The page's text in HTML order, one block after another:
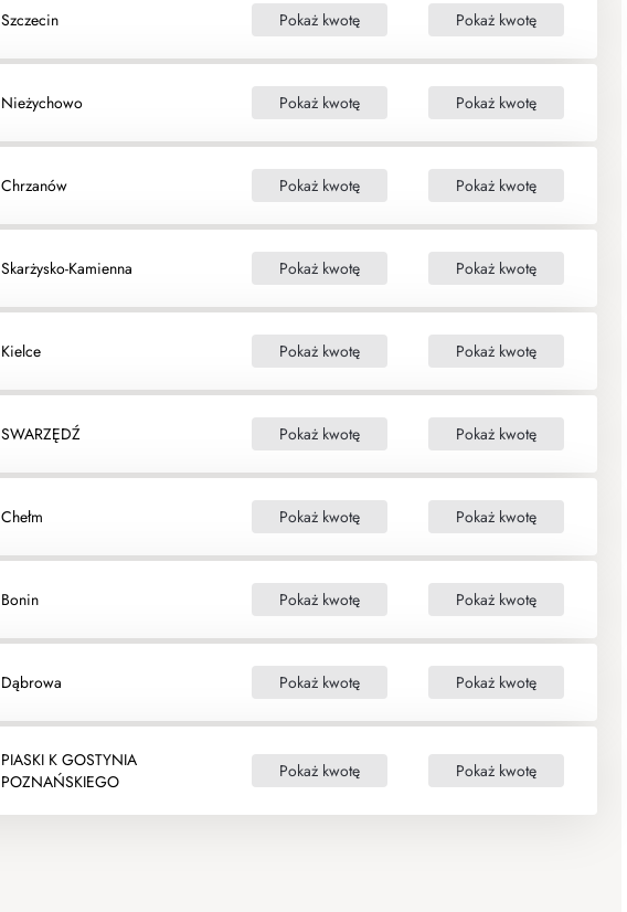
Szczecin Pokaż kwotę Pokaż kwotę
Nieżychowo Pokaż kwotę Pokaż kwotę
Chrzanów Pokaż kwotę Pokaż kwotę
Skarżysko-Kamienna Pokaż kwotę Pokaż kwotę
Kielce Pokaż kwotę Pokaż kwotę
SWARZĘDŹ Pokaż kwotę Pokaż kwotę
Chełm Pokaż kwotę Pokaż kwotę
Bonin Pokaż kwotę Pokaż kwotę
Dąbrowa Pokaż kwotę Pokaż kwotę
PIASKI K GOSTYNIA
POZNAŃSKIEGO
Pokaż kwotę Pokaż kwotę